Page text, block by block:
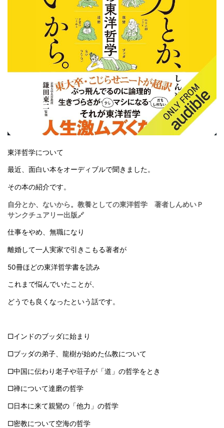
東洋哲学について
最近、面白い本をオーディブルで聞きました。
その本の紹介です。
自分とか、ないから。教養としての東洋哲学 著者しんめいＰ
サンクチュアリー出版🔗
仕事をやめ、無職になり
離婚して一人実家で引きこもる著者が
50冊ほどの東洋哲学書を読み
これまで悩んでいたことが、
どうでも良くなったという話です。
□インドのブッダに始まり
□ブッダの弟子、龍樹が始めた仏教について
□中国に伝わり老子や荘子が「道」の哲学をとき
□禅について達磨の哲学
□日本に来て親鸞の「他力」の哲学
□密教について空海の哲学